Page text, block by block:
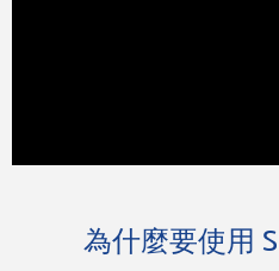
為什麼要使用